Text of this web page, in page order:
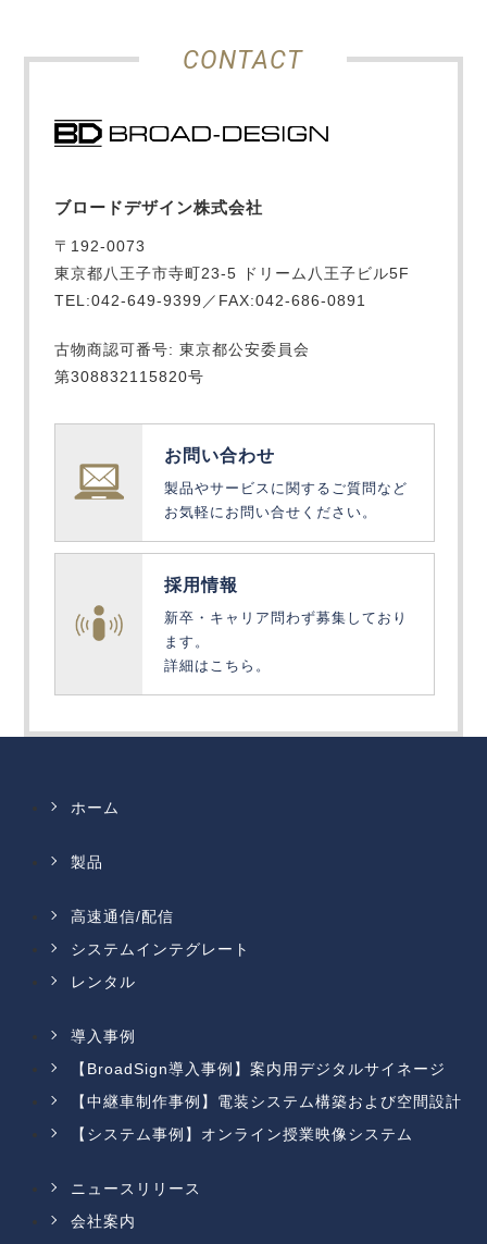
CONTACT
ブロードデザイン株式会社
〒192-0073
東京都八王子市寺町23-5 ドリーム八王子ビル5F
TEL:042-649-9399／FAX:042-686-0891
古物商認可番号: 東京都公安委員会
第308832115820号
お問い合わせ
製品やサービスに関するご質問など
お気軽にお問い合せください。
採用情報
新卒・キャリア問わず募集しており
ます。
詳細はこちら。
ホーム
製品
高速通信/配信
システムインテグレート
レンタル
導入事例
【BroadSign導入事例】案内用デジタルサイネージ
【中継車制作事例】電装システム構築および空間設計
【システム事例】オンライン授業映像システム
ニュースリリース
会社案内